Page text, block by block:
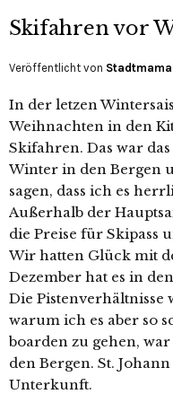
Skifahren vor
Veröffentlicht von
In der letzen
Weihnachten in den
Skifahren. Das war
Winter in den Bergen
sagen, dass ich es
Außerhalb der
die Preise für Skipass
Wir hatten Glück mit
Dezember hat es in
Die Pistenverhältnisse
warum ich es aber so
boarden zu gehen,
den Bergen. St.
Unterkunft.